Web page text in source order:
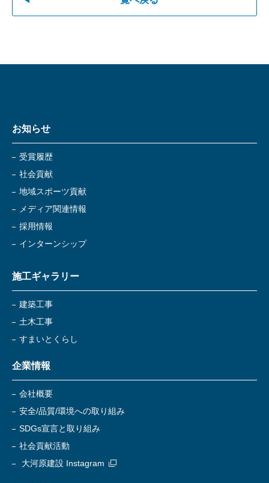
お知らせ
受賞履歴
社会貢献
地域スポーツ貢献
メディア関連情報
採用情報
インターンシップ
施工ギャラリー
建築工事
土木工事
すまいとくらし
企業情報
会社概要
安全/品質/環境への取り組み
SDGs宣言と取り組み
社会貢献活動
大河原建設 Instagram